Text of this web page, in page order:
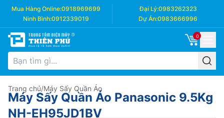
Mua Hàng Online:0918969699 Đại Lý:0983262323
Ninh Bình:0912339019 Dự Án:0983666996
0
Trang chủ/Máy Sấy Quần Áo
Máy Sấy Quần Áo Panasonic 9.5Kg
NH-EH95JD1BV